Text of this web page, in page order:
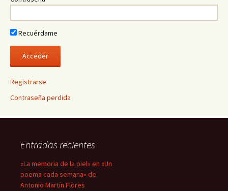
Recuérdame
Registrarse
Contraseña perdida
Entradas recientes
«La memoria de la piel» en «Un
poema cada semana» de
Antonio Martín Flores